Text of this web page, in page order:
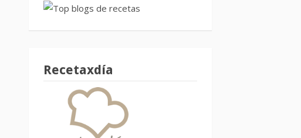
Recetaxdía